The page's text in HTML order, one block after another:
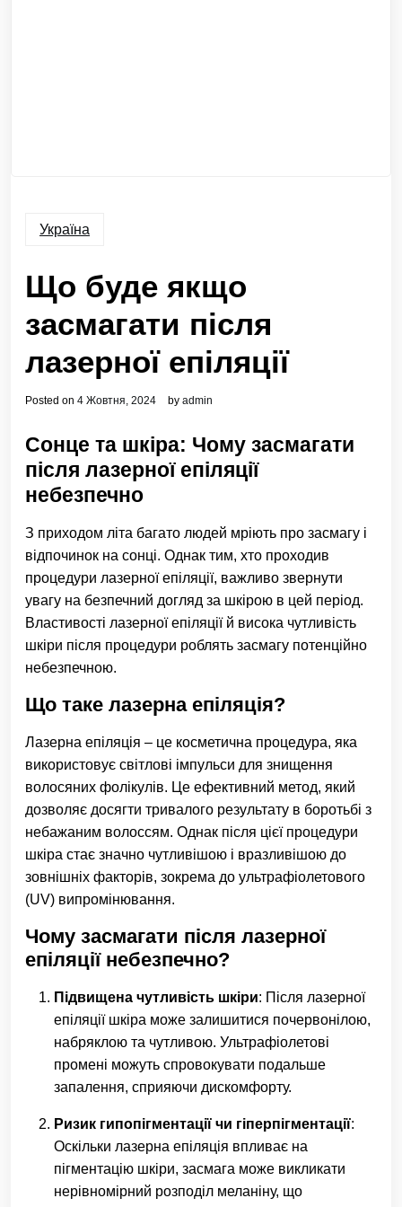
Україна
Що буде якщо
засмагати після
лазерної епіляції
Posted on 4 Жовтня, 2024 by admin
Сонце та шкіра: Чому засмагати
після лазерної епіляції
небезпечно
З приходом літа багато людей мріють про засмагу і
відпочинок на сонці. Однак тим, хто проходив
процедури лазерної епіляції, важливо звернути
увагу на безпечний догляд за шкірою в цей період.
Властивості лазерної епіляції й висока чутливість
шкіри після процедури роблять засмагу потенційно
небезпечною.
Що таке лазерна епіляція?
Лазерна епіляція – це косметична процедура, яка
використовує світлові імпульси для знищення
волосяних фолікулів. Це ефективний метод, який
дозволяє досягти тривалого результату в боротьбі з
небажаним волоссям. Однак після цієї процедури
шкіра стає значно чутливішою і вразливішою до
зовнішніх факторів, зокрема до ультрафіолетового
(UV) випромінювання.
Чому засмагати після лазерної
епіляції небезпечно?
Підвищена чутливість шкіри: Після лазерної
епіляції шкіра може залишитися почервонілою,
набряклою та чутливою. Ультрафіолетові
промені можуть спровокувати подальше
запалення, сприяючи дискомфорту.
Ризик гипопігментації чи гіперпігментації:
Оскільки лазерна епіляція впливає на
пігментацію шкіри, засмага може викликати
нерівномірний розподіл меланіну, що